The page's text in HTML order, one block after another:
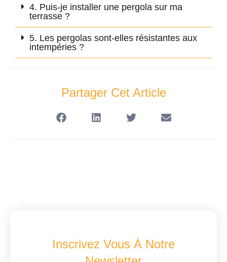
4. Puis-je installer une pergola sur ma
terrasse ?
5. Les pergolas sont-elles résistantes aux
intempéries ?
Partager Cet Article
Inscrivez Vous À Notre